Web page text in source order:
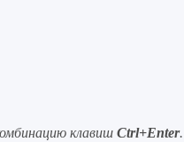
клавиш Ctrl+Enter.